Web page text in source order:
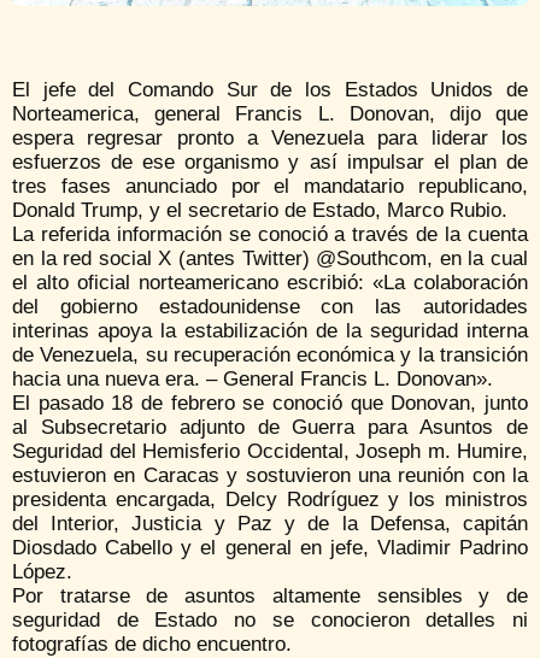
El jefe del Comando Sur de los Estados Unidos de
Norteamerica, general Francis L. Donovan, dijo que
espera regresar pronto a Venezuela para
liderar los
esfuerzos de ese organismo y así impulsar el plan de
tres fases anunciado por el mandatario republicano,
Donald Trump, y el secretario de Estado, Marco Rubio.
La referida información se conoció a través de la cuenta
en la red social X (antes Twitter) @Southcom, en la cual
el alto oficial norteamericano escribió: «La colaboración
del gobierno estadounidense con las autoridades
interinas apoya la estabilización de la seguridad interna
de Venezuela, su recuperación económica y la transición
hacia una nueva era. – General Francis L. Donovan».
El pasado 18 de febrero se conoció que Donovan, junto
al Subsecretario adjunto de Guerra para Asuntos de
Seguridad del Hemisferio Occidental, Joseph m. Humire,
estuvieron en Caracas y sostuvieron una reunión con la
presidenta encargada, Delcy Rodríguez y los ministros
del Interior, Justicia y Paz y de la Defensa, capitán
Diosdado Cabello y el general en jefe, Vladimir Padrino
López.
Por tratarse de asuntos altamente sensibles y de
seguridad de Estado no se conocieron detalles ni
fotografías de dicho encuentro.